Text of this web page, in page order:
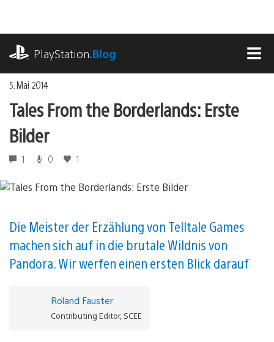
springen
PlayStation.Blog
5. Mai 2014
Tales From the Borderlands: Erste
Bilder
1 0 1
Die Meister der Erzählung von Telltale Games
machen sich auf in die brutale Wildnis von
Pandora. Wir werfen einen ersten Blick darauf
Roland Fauster
Contributing Editor, SCEE